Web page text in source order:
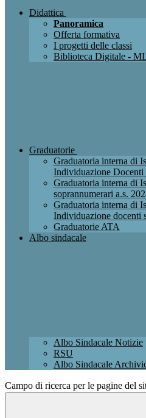
Didattica
Panoramica
Offerta formativa
I progetti delle classi
Biblioteca Digitale -
Graduatorie
Graduatoria interna di
Individuazione Docenti
Graduatoria interna di
soprannumerari a.s.
Graduatoria interna di
Individuazione docenti
Graduatorie ATA
Albo sindacale
Albo Sindacale Notizie
RSU
Albo Sindacale
Campo di ricerca per le pagine del